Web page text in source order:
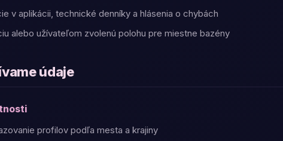
v aplikácii, technické denníky a hlásenia o chybách
alebo užívateľom zvolenú polohu pre miestne bazény
údaje
profilov podľa mesta a krajiny